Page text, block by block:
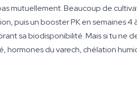
mutuellement. Beaucoup de
puis un booster PK en semaines
sa biodisponibilité. Mais si tu ne
hormones du varech, chélation